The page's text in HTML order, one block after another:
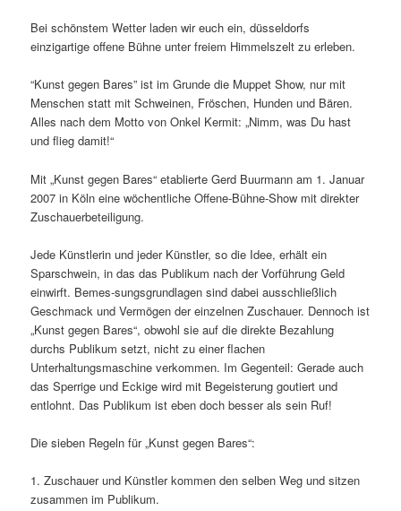
Bei schönstem Wetter laden wir euch ein, düsseldorfs
einzigartige offene Bühne unter freiem Himmelszelt zu erleben.
“Kunst gegen Bares” ist im Grunde die Muppet Show, nur mit
Menschen statt mit Schweinen, Fröschen, Hunden und Bären.
Alles nach dem Motto von Onkel Kermit: „Nimm, was Du hast
und flieg damit!“
Mit „Kunst gegen Bares“ etablierte Gerd Buurmann am 1. Januar
2007 in Köln eine wöchentliche Offene-Bühne-Show mit direkter
Zuschauerbeteiligung.
Jede Künstlerin und jeder Künstler, so die Idee, erhält ein
Sparschwein, in das das Publikum nach der Vorführung Geld
einwirft. Bemes-sungsgrundlagen sind dabei ausschließlich
Geschmack und Vermögen der einzelnen Zuschauer. Dennoch ist
„Kunst gegen Bares“, obwohl sie auf die direkte Bezahlung
durchs Publikum setzt, nicht zu einer flachen
Unterhaltungsmaschine verkommen. Im Gegenteil: Gerade auch
das Sperrige und Eckige wird mit Begeisterung goutiert und
entlohnt. Das Publikum ist eben doch besser als sein Ruf!
Die sieben Regeln für „Kunst gegen Bares“:
1. Zuschauer und Künstler kommen den selben Weg und sitzen
zusammen im Publikum.